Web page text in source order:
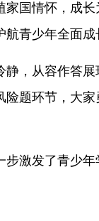
国情怀，成
青少年全面成
，从容作答
题环节，大
激发了青少